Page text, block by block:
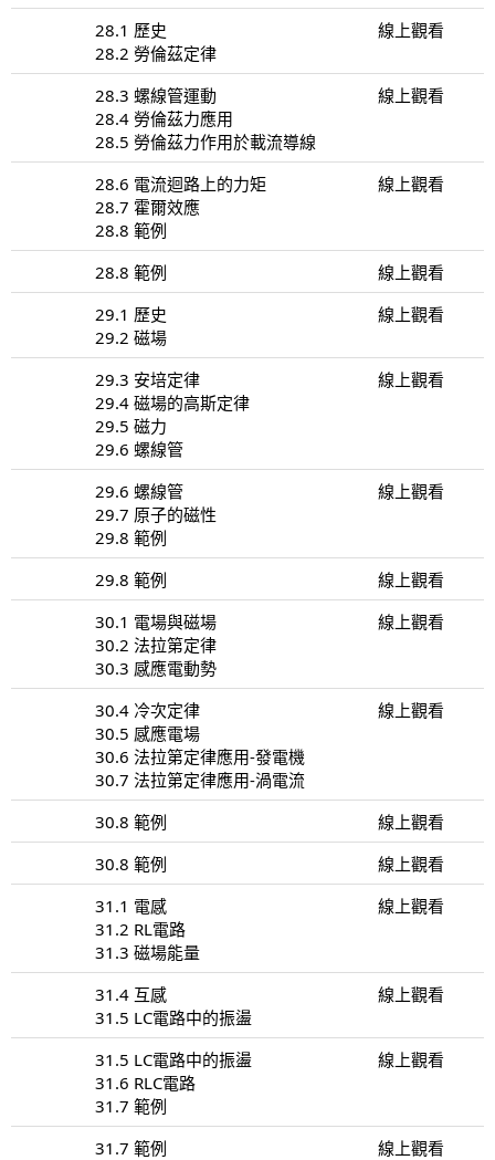
28.1 歷史
28.2 勞倫茲定律
線上觀看
28.3 螺線管運動
28.4 勞倫茲力應用
28.5 勞倫茲力作用於載流導線
線上觀看
28.6 電流迴路上的力矩
28.7 霍爾效應
28.8 範例
線上觀看
28.8 範例
線上觀看
29.1 歷史
29.2 磁場
線上觀看
29.3 安培定律
29.4 磁場的高斯定律
29.5 磁力
29.6 螺線管
線上觀看
29.6 螺線管
29.7 原子的磁性
29.8 範例
線上觀看
29.8 範例
線上觀看
30.1 電場與磁場
30.2 法拉第定律
30.3 感應電動勢
線上觀看
30.4 冷次定律
30.5 感應電場
30.6 法拉第定律應用-發電機
30.7 法拉第定律應用-渦電流
線上觀看
30.8 範例
線上觀看
30.8 範例
線上觀看
31.1 電感
31.2 RL電路
31.3 磁場能量
線上觀看
31.4 互感
31.5 LC電路中的振盪
線上觀看
31.5 LC電路中的振盪
31.6 RLC電路
31.7 範例
線上觀看
31.7 範例
線上觀看